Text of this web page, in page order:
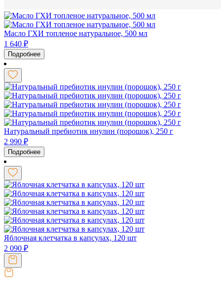
Масло ГХИ топленое натуральное, 500 мл
1 640 ₽
Подробнее
Натуральный пребиотик инулин (порошок), 250 г
2 990 ₽
Подробнее
Яблочная клетчатка в капсулах, 120 шт
2 090 ₽